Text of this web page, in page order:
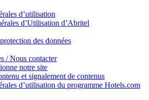
d’utilisation
d’Utilisation d’Abritel
des données
/ Nous contacter
notre site
et signalement de contenus
d’utilisation du programme Hotels.com